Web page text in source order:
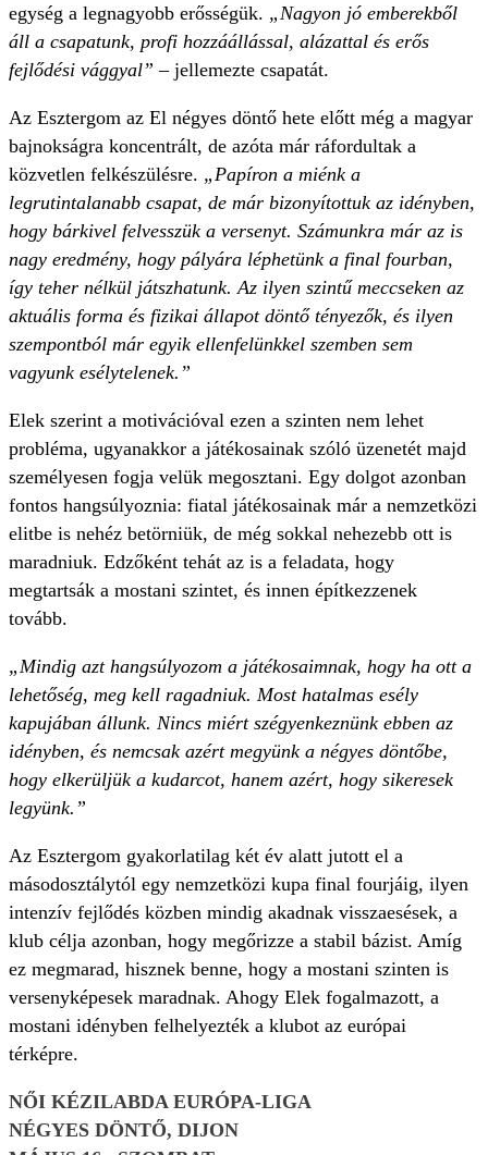
egység a legnagyobb erősségük. „Nagyon jó emberekből
áll a csapatunk, profi hozzáállással, alázattal és erős
fejlődési vággyal” – jellemezte csapatát.
Az Esztergom az El négyes döntő hete előtt még a magyar
bajnokságra koncentrált, de azóta már ráfordultak a
közvetlen felkészülésre. „Papíron a miénk a
legrutintalanabb csapat, de már bizonyítottuk az idényben,
hogy bárkivel felvesszük a versenyt. Számunkra már az is
nagy eredmény, hogy pályára léphetünk a final fourban,
így teher nélkül játszhatunk. Az ilyen szintű meccseken az
aktuális forma és fizikai állapot döntő tényezők, és ilyen
szempontból már egyik ellenfelünkkel szemben sem
vagyunk esélytelenek.”
Elek szerint a motivációval ezen a szinten nem lehet
probléma, ugyanakkor a játékosainak szóló üzenetét majd
személyesen fogja velük megosztani. Egy dolgot azonban
fontos hangsúlyoznia: fiatal játékosainak már a nemzetközi
elitbe is nehéz betörniük, de még sokkal nehezebb ott is
maradniuk. Edzőként tehát az is a feladata, hogy
megtartsák a mostani szintet, és innen építkezzenek
tovább.
„Mindig azt hangsúlyozom a játékosaimnak, hogy ha ott a
lehetőség, meg kell ragadniuk. Most hatalmas esély
kapujában állunk. Nincs miért szégyenkeznünk ebben az
idényben, és nemcsak azért megyünk a négyes döntőbe,
hogy elkerüljük a kudarcot, hanem azért, hogy sikeresek
legyünk.”
Az Esztergom gyakorlatilag két év alatt jutott el a
másodosztálytól egy nemzetközi kupa final fourjáig, ilyen
intenzív fejlődés közben mindig akadnak visszaesések, a
klub célja azonban, hogy megőrizze a stabil bázist. Amíg
ez megmarad, hisznek benne, hogy a mostani szinten is
versenyképesek maradnak. Ahogy Elek fogalmazott, a
mostani idényben felhelyezték a klubot az európai
térképre.
NŐI KÉZILABDA EURÓPA-LIGA
NÉGYES DÖNTŐ, DIJON